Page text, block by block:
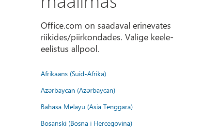
Office.com on saadaval erinevates
riikides/piirkondades. Valige keele-
eelistus allpool.
Afrikaans (Suid-Afrika)
Azərbaycan (Azərbaycan)
Bahasa Melayu (Asia Tenggara)
Bosanski (Bosna i Hercegovina)